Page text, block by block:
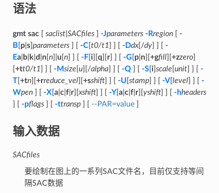
语法
gmt sac[ saclist| SACfiles] -Jparameters -Rregion[ -
B p| s] parameters] [ -C[ t0/t1 -Ddx[/dy] ] [ -
Ea| b| k| d n[ n]| u n] ] [ -F[ i][ q r] ] [ -G p| n][ +gfill][ +zzero]
+tt0/t1 -Msize u][/alpha] ] [ -Q] [ -S[ i] scale unit] ] [ -
T[ +tn][ +rreduce_vel][ +sshift] ] [ -U stamp] ] [ -V[ level] ] [ -
Wpen] [ -X[ a| c| f| r][xshift] ] [ -Y[ a| c| f| r][ yshift] ] [ -hheaders
-pflags] [ -ttransp] [ --PAR=value]
输入数据
SACfiles
要绘制在图上的一系列SAC文件名，目前仅支持等间
隔SAC数据